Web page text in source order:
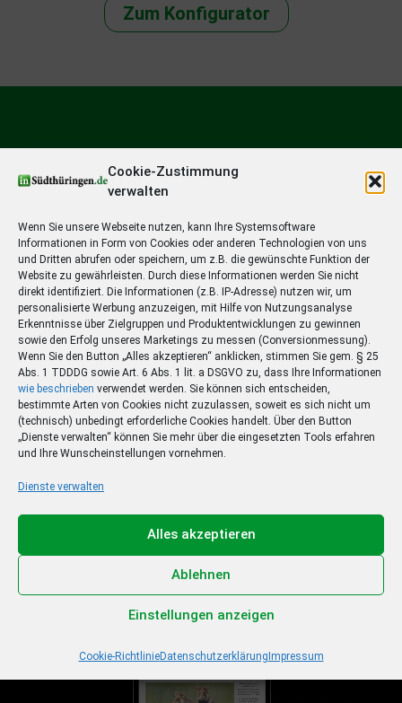
Cookie-Zustimmung
verwalten
Wenn Sie unsere Webseite nutzen, kann Ihre Systemsoftware
Informationen in Form von Cookies oder anderen Technologien von uns
und Dritten abrufen oder speichern, um z.B. die gewünschte Funktion der
Website zu gewährleisten. Durch diese Informationen werden Sie nicht
direkt identifiziert. Die Informationen (z.B. IP-Adresse) nutzen wir, um
personalisierte Werbung anzuzeigen, mit Hilfe von Nutzungsanalyse
Erkenntnisse über Zielgruppen und Produktentwicklungen zu gewinnen
sowie den Erfolg unseres Marketings zu messen (Conversionmessung).
Wenn Sie den Button „Alles akzeptieren“ anklicken, stimmen Sie gem. § 25
Abs. 1 TDDDG sowie Art. 6 Abs. 1 lit. a DSGVO zu, dass Ihre Informationen
wie beschrieben verwendet werden. Sie können sich entscheiden,
bestimmte Arten von Cookies nicht zuzulassen, soweit es sich nicht um
(technisch) unbedingt erforderliche Cookies handelt. Über den Button
„Dienste verwalten“ können Sie mehr über die eingesetzten Tools erfahren
und Ihre Wunscheinstellungen vornehmen.
Dienste verwalten
Alles akzeptieren
Ablehnen
Einstellungen anzeigen
Cookie-RichtlinieDatenschutzerklärungImpressum
Zum Konfigurator
Ihr Sommer – Ihr Abo –
Ihr Gewinn
Jetzt zum Sonderpreis lesen und eine 3-tägige
Sommerreise gewinnen!
Zum Deal